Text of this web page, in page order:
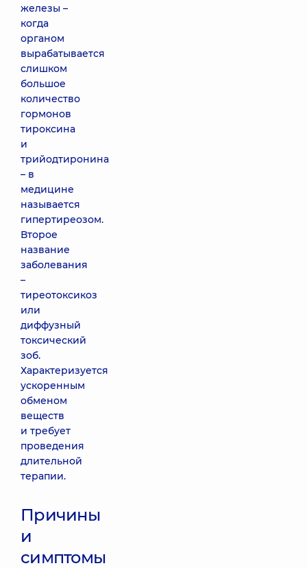
железы –
когда
органом
вырабатывается
слишком
большое
количество
гормонов
тироксина
и
трийодтиронина
– в
медицине
называется
гипертиреозом.
Второе
название
заболевания
–
тиреотоксикоз
или
диффузный
токсический
зоб.
Характеризуется
ускоренным
обменом
веществ
и требует
проведения
длительной
терапии.
Причины
и
симптомы